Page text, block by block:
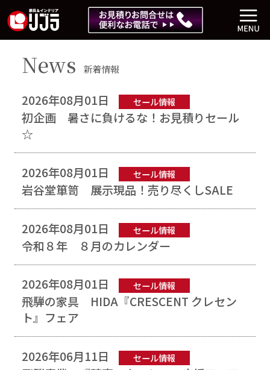
News 新着情報
2026年08月01日 セール情報
初企画 暑さに負けるな！お見積りセール
☆
2026年08月01日 セール情報
岩谷堂箪笥 展示現品！売り尽くしSALE
2026年08月01日 セール情報
令和８年 ８月のカレンダー
2026年08月01日 セール情報
飛騨の家具 HIDA『CRESCENT クレセン
ト』フェア
2026年06月11日 セール情報